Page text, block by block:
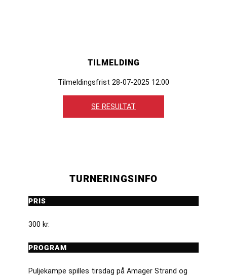
TILMELDING
Tilmeldingsfrist 28-07-2025 12:00
SE RESULTAT
TURNERINGSINFO
PRIS
300 kr.
PROGRAM
Puljekampe spilles tirsdag på Amager Strand og